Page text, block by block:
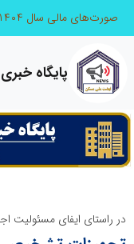
پایگاه
در راستای ایفای مسئولیت